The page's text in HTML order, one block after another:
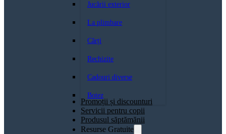
Jucării exterior
La plimbare
Cărți
Rechizite
Cadouri diverse
Botez
Promoții și discounturi
Servicii pentru copii
Produsul săptămănii
Resurse Gratuite